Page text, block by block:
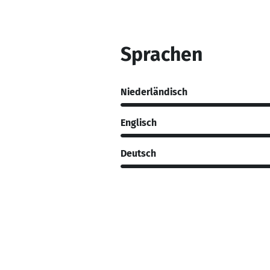
Sprachen
Niederländisch
Englisch
Deutsch